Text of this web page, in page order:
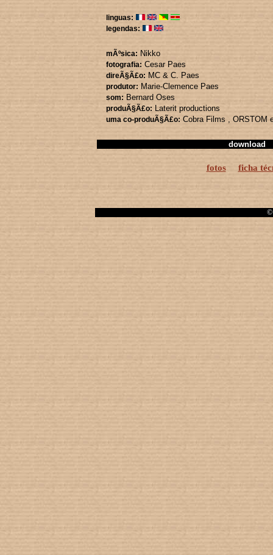
linguas:
legendas:
mÃºsica: Nikko
fotografia: Cesar Paes
direÃ§Ã£o: MC & C. Paes
produtor: Marie-Clemence Paes
som: Bernard Oses
produÃ§Ã£o: Laterit productions
uma co-produÃ§Ã£o: Cobra Films , ORSTOM
download
fotos ficha
©